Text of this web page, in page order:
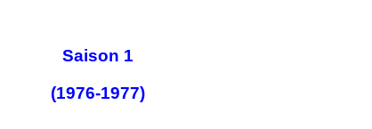
Saison 1
(1976-1977)